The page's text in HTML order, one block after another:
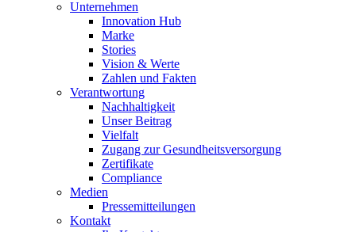
Unternehmen
Innovation Hub
Marke
Stories
Vision & Werte
Zahlen und Fakten
Verantwortung
Nachhaltigkeit
Unser Beitrag
Vielfalt
Zugang zur Gesundheitsversorgung
Zertifikate
Compliance
Medien
Pressemitteilungen
Kontakt